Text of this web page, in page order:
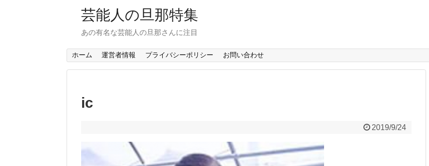
芸能人の旦那特集
あの有名な芸能人の旦那さんに注目
ホーム 運営者情報 プライバシーポリシー お問い合わせ
ic
2019/9/24